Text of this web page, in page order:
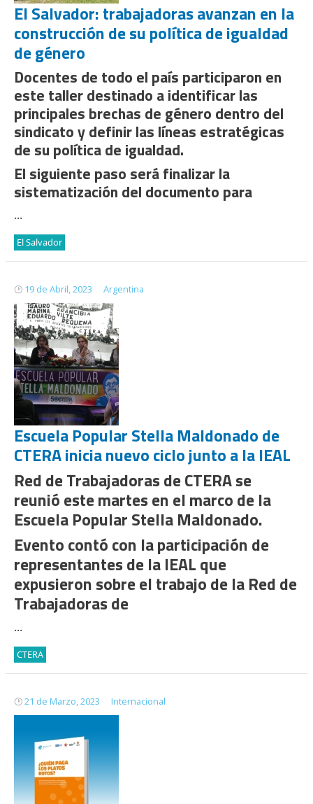
El Salvador: trabajadoras avanzan en la
construcción de su política de igualdad
de género
Docentes de todo el país participaron en
este taller destinado a identificar las
principales brechas de género dentro del
sindicato y definir las líneas estratégicas
de su política de igualdad.
El siguiente paso será finalizar la
sistematización del documento para
...
El Salvador
19 de Abril, 2023 Argentina
Escuela Popular Stella Maldonado de
CTERA inicia nuevo ciclo junto a la IEAL
Red de Trabajadoras de CTERA se
reunió este martes en el marco de la
Escuela Popular Stella Maldonado.
Evento contó con la participación de
representantes de la IEAL que
expusieron sobre el trabajo de la Red de
Trabajadoras de
...
CTERA
21 de Marzo, 2023 Internacional